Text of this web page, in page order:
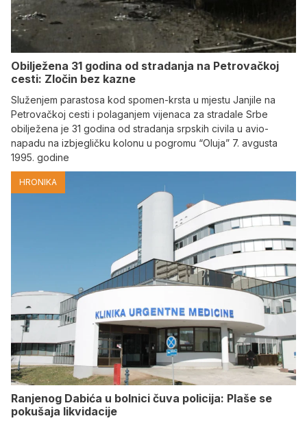
Obilježena 31 godina od stradanja na Petrovačkoj
cesti: Zločin bez kazne
Služenjem parastosa kod spomen-krsta u mjestu Janjile na
Petrovačkoj cesti i polaganjem vijenaca za stradale Srbe
obilježena je 31 godina od stradanja srpskih civila u avio-
napadu na izbjegličku kolonu u pogromu “Oluja” 7. avgusta
1995. godine
HRONIKA
Ranjenog Dabića u bolnici čuva policija: Plaše se
pokušaja likvidacije